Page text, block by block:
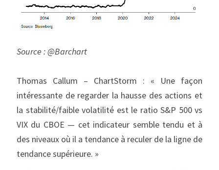
Source : @Barchart
Thomas Callum – ChartStorm : « Une façon
intéressante de regarder la hausse des actions et
la stabilité/faible volatilité est le ratio S&P 500 vs
VIX du CBOE — cet indicateur semble tendu et à
des niveaux où il a tendance à reculer de la ligne de
tendance supérieure. »